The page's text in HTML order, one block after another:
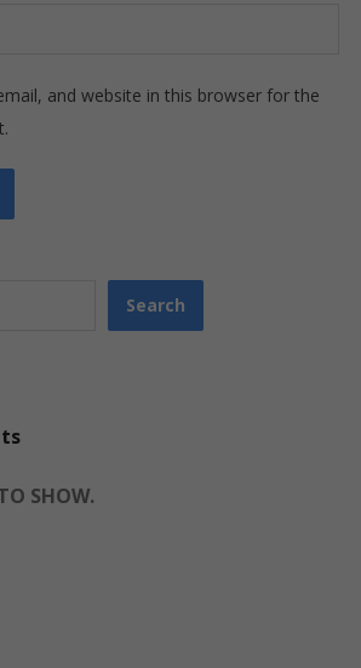
and website in this browser for the
Search
SHOW.